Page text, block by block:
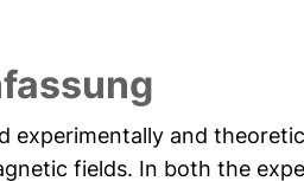
experimentally and
fields. In both the